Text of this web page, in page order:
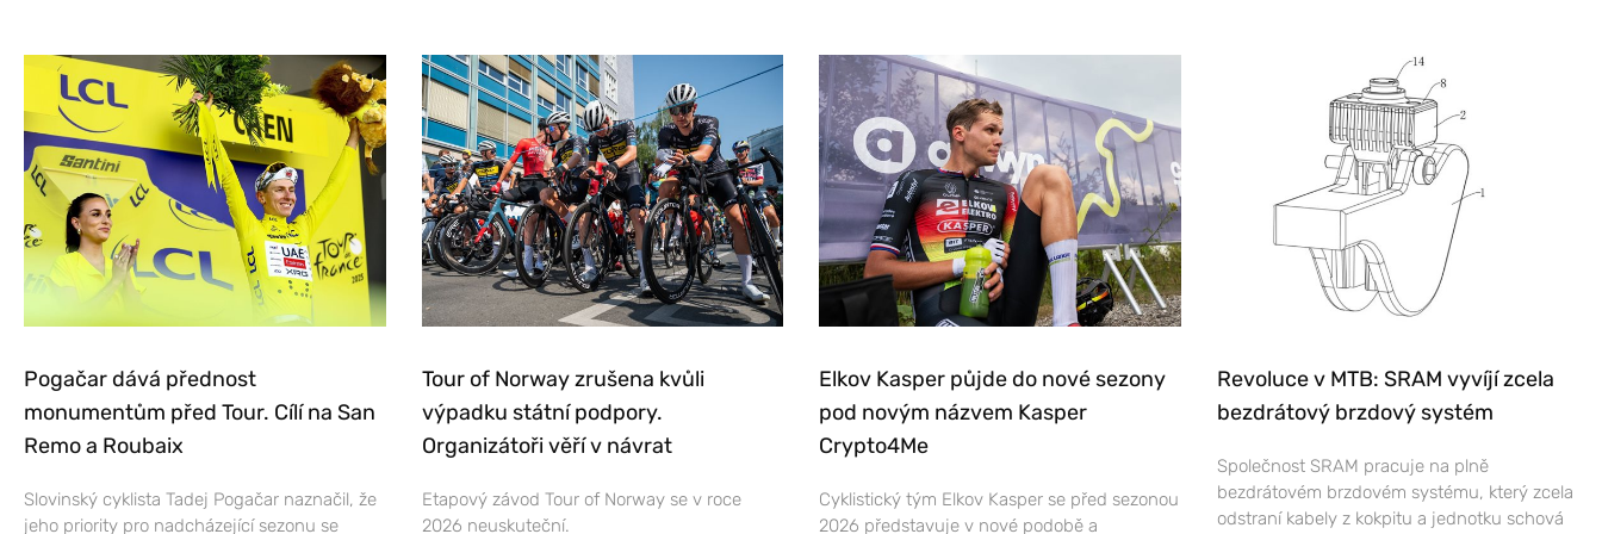
Pogačar dává přednost
monumentům před Tour. Cílí na San
Remo a Roubaix
Slovinský cyklista Tadej Pogačar naznačil, že
jeho priority pro nadcházející sezonu se
Tour of Norway zrušena kvůli
výpadku státní podpory.
Organizátoři věří v návrat
Etapový závod Tour of Norway se v roce
2026 neuskuteční.
Elkov Kasper půjde do nové sezony
pod novým názvem Kasper
Crypto4Me
Cyklistický tým Elkov Kasper se před sezonou
2026 představuje v nové podobě a
Revoluce v MTB: SRAM vyvíjí zcela
bezdrátový brzdový systém
Společnost SRAM pracuje na plně
bezdrátovém brzdovém systému, který zcela
odstraní kabely z kokpitu a jednotku schová